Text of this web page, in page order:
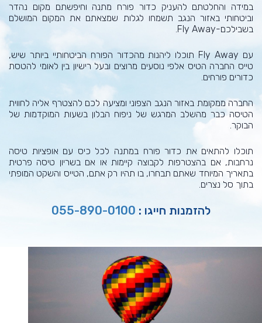
במידה והחלטתם להעניק כדור פורח מתנה וחיפשתם מקום נהדר
וביטחותי באזור הנגב תשמחו לגלות שמצאתם את המקום המושלם
בשבילכם-Fly Away.
עם Fly Away תוכלו ליהנות מהכדור הפורח הביטחותיי ביותר שיש,
טייס החברה הטיס אלפי נוסעים מרוצים ובעל רישיון בין לאומי להטסת
כדורים פורחים.
החברה ממקומת באזור הנגב הצפוני ומציעה לכם להצטרף אליה לחווית
הטיסה כבר מהשלב המרגש של ניפוח הבלון בשעות המוקדמות של
הבוקר.
תוכלו להתאים את כדור פורח במתנה לכל כיס עם אופציות טיסה
נרחבות, אם בהצטרפות לקבוצה קיימות או אם בשריון טיסה פרטית
בתאריך המיוחד שאתם תבחרו, בו תהיו רק אתם, הטייס והשקט המופתי
בתוך סל נצרים.
להזמנות חייגו : 055-890-0100